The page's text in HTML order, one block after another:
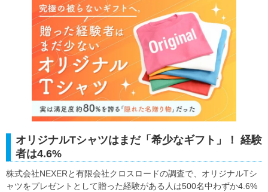
オリジナルTシャツはまだ「希少なギフト」！ 経験
者は4.6%
株式会社NEXERと有限会社クロスロードの調査で、オリジナルTシ
ャツをプレゼントとして贈った経験がある人は500名中わずか4.6%